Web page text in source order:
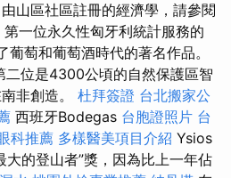
山區社區註冊的經濟學，請參閱
一位永久性匈牙利統計服務的
萄和葡萄酒時代的著名作品。
二位是4300公頃的自然保護區智
非創造。 杜拜簽證 台北搬家公
西班牙Bodegas 台胞證照片 台
科推薦 多樣醫美項目介紹 Ysios
大的登山者”獎，因為比上一年佔